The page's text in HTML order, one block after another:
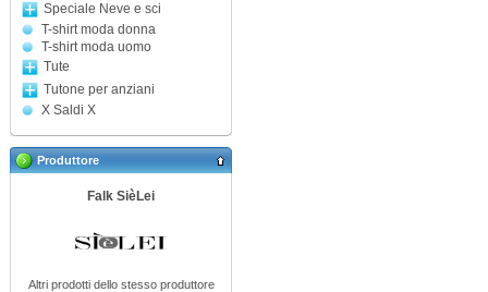
Speciale Neve e sci
T-shirt moda donna
T-shirt moda uomo
Tute
Tutone per anziani
X Saldi X
Produttore
Falk SièLei
Altri prodotti dello stesso produttore